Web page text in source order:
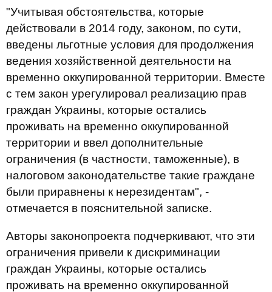
"Учитывая обстоятельства, которые
действовали в 2014 году, законом, по сути,
введены льготные условия для продолжения
ведения хозяйственной деятельности на
временно оккупированной территории. Вместе
с тем закон урегулировал реализацию прав
граждан Украины, которые остались
проживать на временно оккупированной
территории и ввел дополнительные
ограничения (в частности, таможенные), в
налоговом законодательстве такие граждане
были приравнены к нерезидентам", -
отмечается в пояснительной записке.
Авторы законопроекта подчеркивают, что эти
ограничения привели к дискриминации
граждан Украины, которые остались
проживать на временно оккупированной